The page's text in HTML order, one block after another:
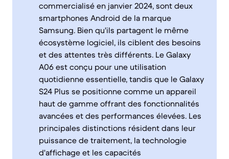
commercialisé en janvier 2024, sont deux
smartphones Android de la marque
Samsung. Bien qu'ils partagent le même
écosystème logiciel, ils ciblent des besoins
et des attentes très différents. Le Galaxy
A06 est conçu pour une utilisation
quotidienne essentielle, tandis que le Galaxy
S24 Plus se positionne comme un appareil
haut de gamme offrant des fonctionnalités
avancées et des performances élevées. Les
principales distinctions résident dans leur
puissance de traitement, la technologie
d'affichage et les capacités